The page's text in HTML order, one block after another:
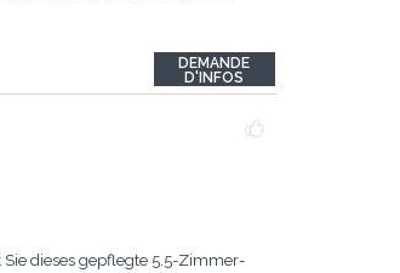
DEMANDE
D'INFOS
dieses gepflegte 5.5-Zimmer-